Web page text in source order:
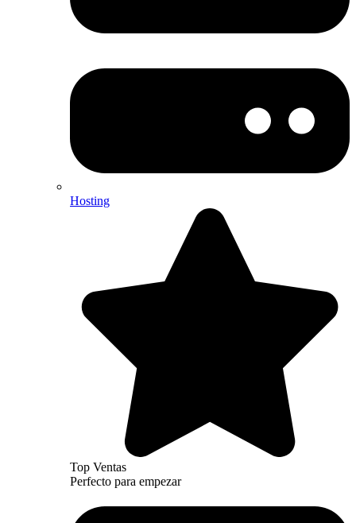
Hosting
Top Ventas
Perfecto para empezar